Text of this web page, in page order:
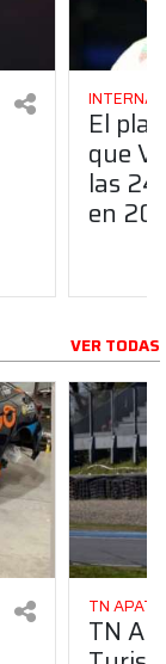
El
que
las
en
VER TODAS
TN APAT
TN